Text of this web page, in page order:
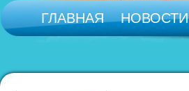
ГЛАВНАЯ НОВОСТИ